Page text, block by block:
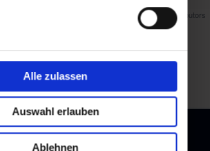
Alle zulassen
Auswahl erlauben
Ablehnen
OpenStreetMap contributors
Übersicht